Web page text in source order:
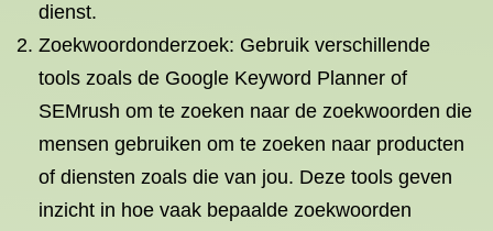
dienst.
Zoekwoordonderzoek: Gebruik verschillende
tools zoals de Google Keyword Planner of
SEMrush om te zoeken naar de zoekwoorden die
mensen gebruiken om te zoeken naar producten
of diensten zoals die van jou. Deze tools geven
inzicht in hoe vaak bepaalde zoekwoorden